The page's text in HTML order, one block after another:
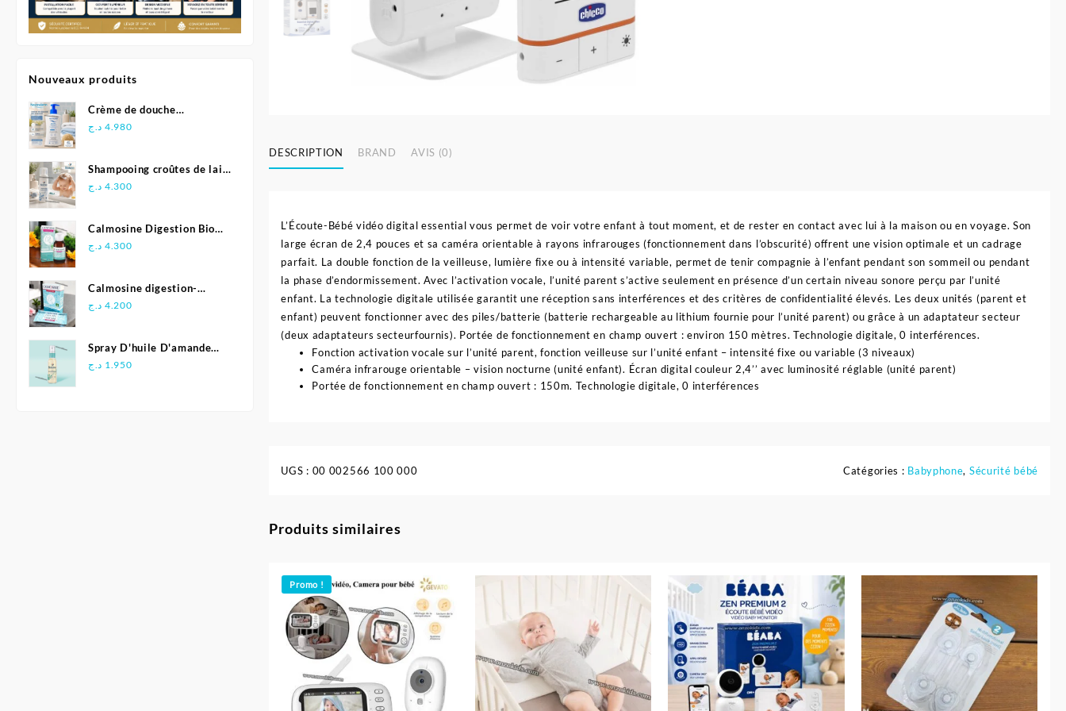
Nouveaux produits
Crème de douche
Relipidante - Neutraderm
4.980 د.ج
Shampooing croûtes de lait
- Biolane
4.300 د.ج
Calmosine Digestion Bio
Bébé 100 ml
4.300 د.ج
Calmosine digestion-
Biolane
4.200 د.ج
Spray D'huile D'amande
Douce - Biolane
1.950 د.ج
DESCRIPTION BRAND AVIS (0)
L’Écoute-Bébé vidéo digital essential vous permet de voir votre enfant à tout moment, et de rester en contact avec lui à la maison ou en voyage. Son
large écran de 2,4 pouces et sa caméra orientable à rayons infrarouges (fonctionnement dans l’obscurité) offrent une vision optimale et un cadrage
parfait. La double fonction de la veilleuse, lumière fixe ou à intensité variable, permet de tenir compagnie à l’enfant pendant son sommeil ou pendant
la phase d’endormissement. Avec l’activation vocale, l’unité parent s’active seulement en présence d’un certain niveau sonore perçu par l’unité
enfant. La technologie digitale utilisée garantit une réception sans interférences et des critères de confidentialité élevés. Les deux unités (parent et
enfant) peuvent fonctionner avec des piles/batterie (batterie rechargeable au lithium fournie pour l’unité parent) ou grâce à un adaptateur secteur
(deux adaptateurs secteurfournis). Portée de fonctionnement en champ ouvert : environ 150 mètres. Technologie digitale, 0 interférences.
Fonction activation vocale sur l’unité parent, fonction veilleuse sur l’unité enfant – intensité fixe ou variable (3 niveaux)
Caméra infrarouge orientable – vision nocturne (unité enfant). Écran digital couleur 2,4’’ avec luminosité réglable (unité parent)
Portée de fonctionnement en champ ouvert : 150m. Technologie digitale, 0 interférences
UGS : 00 002566 100 000 Catégories : Babyphone, Sécurité bébé
Produits similaires
Promo !